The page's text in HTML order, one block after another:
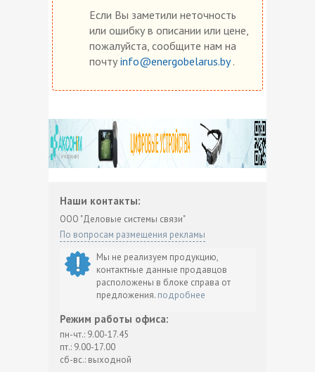
Если Вы заметили неточность
или ошибку в описании или цене,
пожалуйста, сообщите нам на
почту info@energobelarus.by.
Наши контакты:
ООО "Деловые системы связи"
По вопросам размещения рекламы
Мы не реализуем продукцию,
контактные данные продавцов
расположены в блоке справа от
предложения. подробнее
Режим работы офиса:
пн-чт.: 9.00-17.45
пт.: 9.00-17.00
сб-вс.: выходной